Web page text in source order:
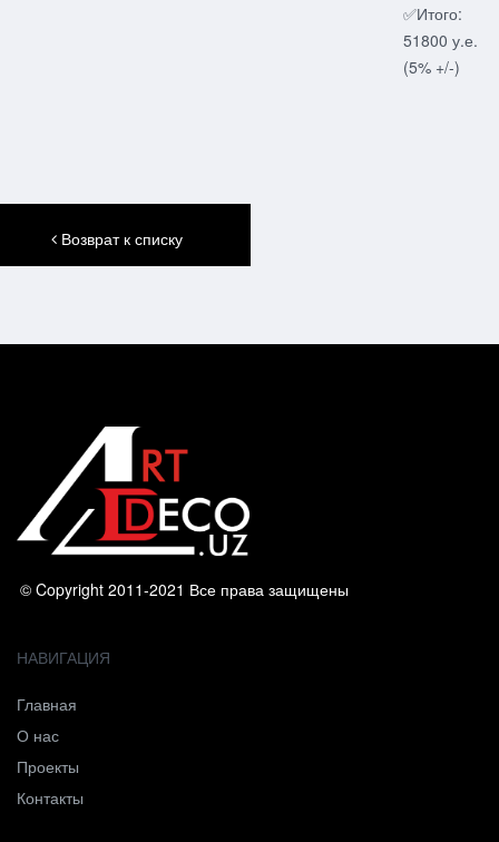
✅Итого:
51800 у.е.
(5% +/-)
Возврат к списку
© Copyright 2011-2021 Все права защищены
НАВИГАЦИЯ
Главная
О нас
Проекты
Контакты